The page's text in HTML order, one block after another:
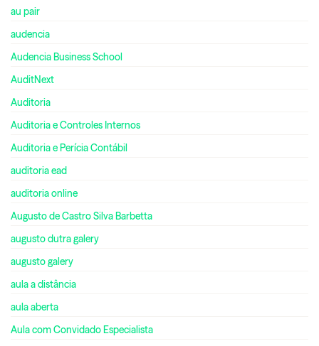
au pair
audencia
Audencia Business School
AuditNext
Auditoria
Auditoria e Controles Internos
Auditoria e Perícia Contábil
auditoria ead
auditoria online
Augusto de Castro Silva Barbetta
augusto dutra galery
augusto galery
aula a distância
aula aberta
Aula com Convidado Especialista